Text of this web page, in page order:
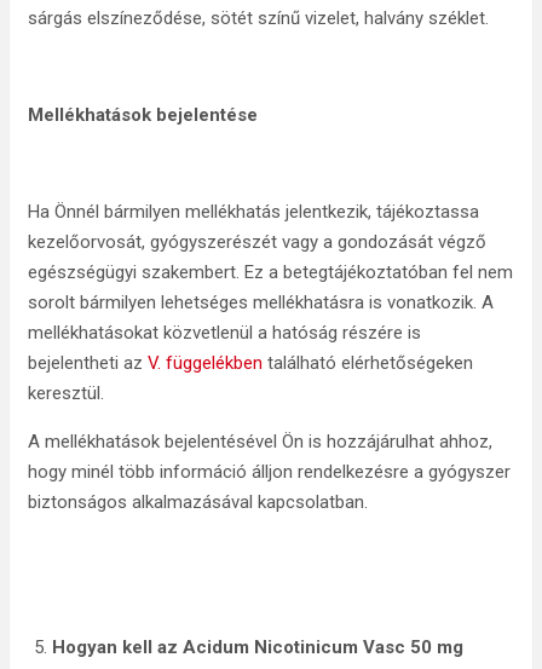
sárgás elszíneződése, sötét színű vizelet, halvány széklet.
Mellékhatások bejelentése
Ha Önnél bármilyen mellékhatás jelentkezik, tájékoztassa
kezelőorvosát, gyógyszerészét vagy a gondozását végző
egészségügyi szakembert. Ez a betegtájékoztatóban fel nem
sorolt bármilyen lehetséges mellékhatásra is vonatkozik. A
mellékhatásokat közvetlenül a hatóság részére is
bejelentheti az V. függelékben található elérhetőségeken
keresztül.
A mellékhatások bejelentésével Ön is hozzájárulhat ahhoz,
hogy minél több információ álljon rendelkezésre a gyógyszer
biztonságos alkalmazásával kapcsolatban.
Hogyan kell az Acidum Nicotinicum Vasc 50 mg